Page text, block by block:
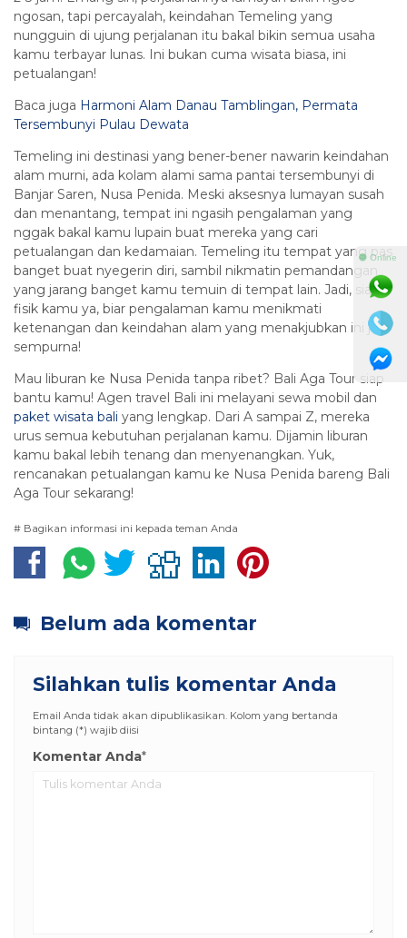
ngosan, tapi percayalah, keindahan Temeling yang
nungguin di ujung perjalanan itu bakal bikin semua usaha
kamu terbayar lunas. Ini bukan cuma wisata biasa, ini
petualangan!
Baca juga Harmoni Alam Danau Tamblingan, Permata
Tersembunyi Pulau Dewata
Temeling ini destinasi yang bener-bener nawarin keindahan
alam murni, ada kolam alami sama pantai tersembunyi di
Banjar Saren, Nusa Penida. Meski aksesnya lumayan susah
dan menantang, tempat ini ngasih pengalaman yang
nggak bakal kamu lupain buat mereka yang cari
petualangan dan kedamaian. Temeling itu tempat yang pas
banget buat nyegerin diri, sambil nikmatin pemandangan
yang jarang banget kamu temuin di tempat lain. Jadi, siapin
fisik kamu ya, biar pengalaman kamu menikmati
ketenangan dan keindahan alam yang menakjubkan ini jadi
sempurna!
Mau liburan ke Nusa Penida tanpa ribet? Bali Aga Tour siap
bantu kamu! Agen travel Bali ini melayani sewa mobil dan
paket wisata bali yang lengkap. Dari A sampai Z, mereka
urus semua kebutuhan perjalanan kamu. Dijamin liburan
kamu bakal lebih tenang dan menyenangkan. Yuk,
rencanakan petualangan kamu ke Nusa Penida bareng Bali
Aga Tour sekarang!
# Bagikan informasi ini kepada teman Anda
Belum ada komentar
Silahkan tulis komentar Anda
Email Anda tidak akan dipublikasikan. Kolom yang bertanda
bintang (*) wajib diisi
Komentar Anda*
⚫ Online